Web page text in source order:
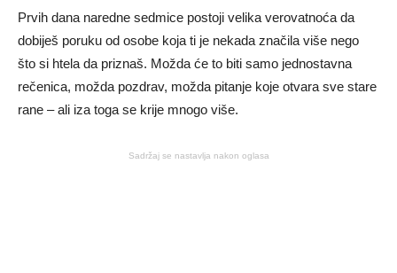
Prvih dana naredne sedmice postoji velika verovatnoća da
dobiješ poruku od osobe koja ti je nekada značila više nego
što si htela da priznaš. Možda će to biti samo jednostavna
rečenica, možda pozdrav, možda pitanje koje otvara sve stare
rane – ali iza toga se krije mnogo više.
Sadržaj se nastavlja nakon oglasa